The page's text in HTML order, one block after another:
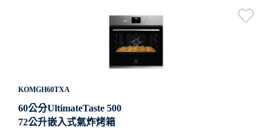
KOMGH60TXA
60公分UltimateTaste 500
72公升嵌入式氣炸烤箱